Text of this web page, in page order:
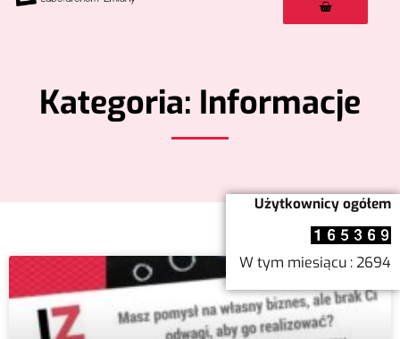
Kategoria: Informacje
Użytkownicy ogółem
W tym miesiącu : 2694